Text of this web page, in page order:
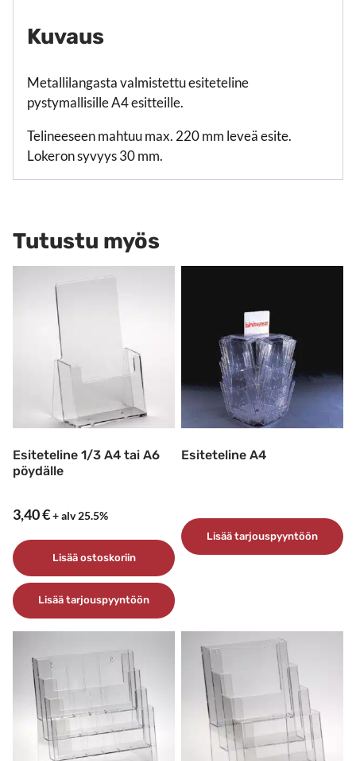
Kuvaus
Metallilangasta valmistettu esiteteline
pystymallisille A4 esitteille.
Telineeseen mahtuu max. 220 mm leveä esite.
Lokeron syvyys 30 mm.
Tutustu myös
Esiteteline 1/3 A4 tai A6
pöydälle
3,40€+ alv 25.5%
Lisää ostoskoriin
Lisää tarjouspyyntöön
Esiteteline A4
Lisää tarjouspyyntöön